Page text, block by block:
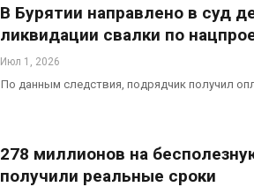
В Бурятии направлено в суд
ликвидации свалки по
Июл 1, 2026
По данным следствия, подрядчик получил
278 миллионов на
получили реальные сроки